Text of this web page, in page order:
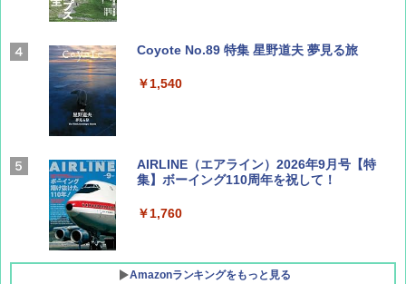
Coyote No.89 特集 星野道夫 夢見る旅
￥1,540
AIRLINE（エアライン）2026年9月号【特
集】ボーイング110周年を祝して！
￥1,760
Amazonランキングをもっと見る